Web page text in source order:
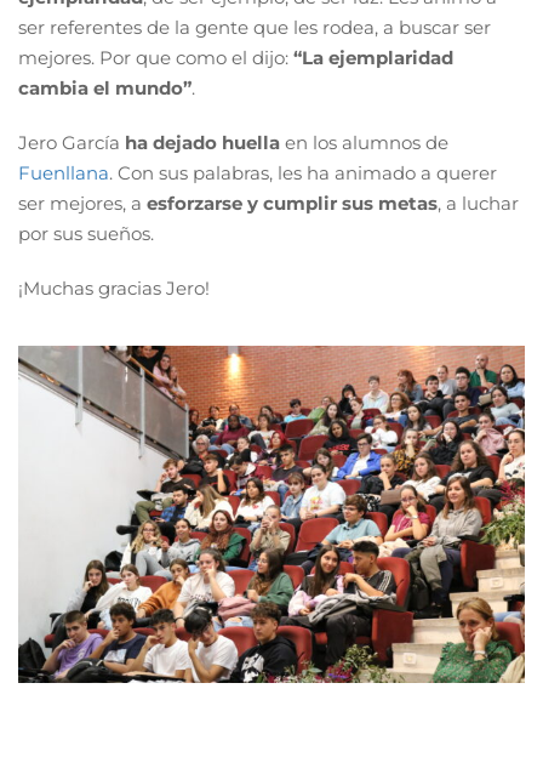
ser referentes de la gente que les rodea, a buscar ser
mejores. Por que como el dijo: “La ejemplaridad
cambia el mundo”.
Jero García ha dejado huella en los alumnos de
Fuenllana. Con sus palabras, les ha animado a querer
ser mejores, a esforzarse y cumplir sus metas, a luchar
por sus sueños.
¡Muchas gracias Jero!